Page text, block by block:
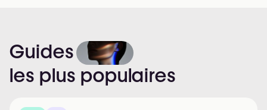
Guides
les plus populaires